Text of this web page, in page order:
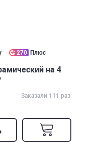
270 Плюс
на 4
Заказали 111 раз